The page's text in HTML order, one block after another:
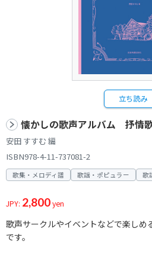
立ち読み
懐かしの歌声アルバム 抒情
安田 すすむ 編
ISBN978-4-11-737081-2
歌集・メロディ譜 歌謡・ポピュラー 歌
JPY: 2,800yen
歌声サークルやイベントなどで楽しめ
です。